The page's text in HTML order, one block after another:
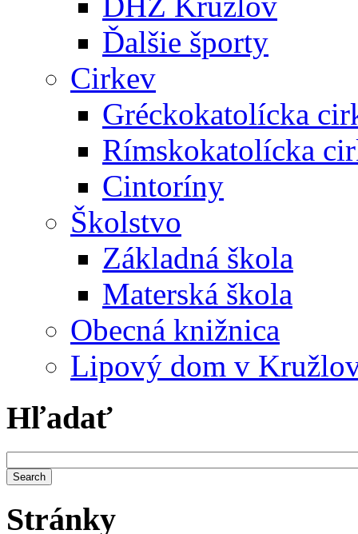
Ďalšie športy
Cirkev
Gréckokatolícka
Rímskokatolícka
Cintoríny
Školstvo
Základná škola
Materská škola
Obecná knižnica
Lipový dom v
Hľadať
Stránky